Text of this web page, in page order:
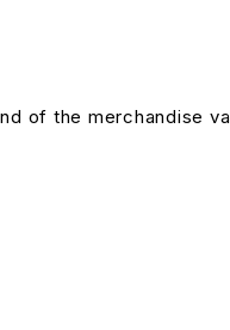
of the merchandise